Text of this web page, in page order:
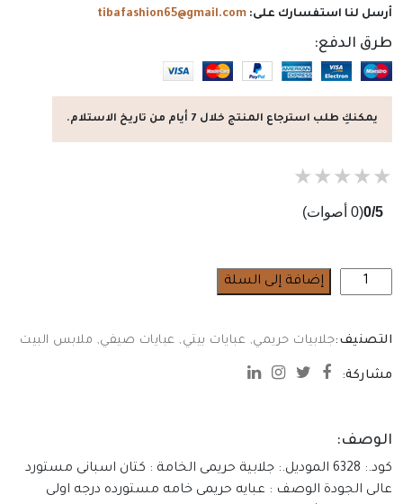
أرسل لنا استفسارك على: tibafashion65@gmail.com
طرق الدفع:
يمكنكِ طلب استرجاع المنتج خلال 7 أيام من تاريخ الاستلام.
★
★
★
★
★
0/5(0 أصوات)
كمية
جلابية
إضافة إلى السلة
التصنيف:جلابيات حريمي, عبايات بيتي , عبايات صيفي, ملابس البيت
مشاركة:
الوصف:
كود.: 6328 الموديل.: جلابية حريمى الخامة : كتان اسبانى مستورد
عالى الجودة الوصف : عبايه حريمى خامه مستورده درجه اولى